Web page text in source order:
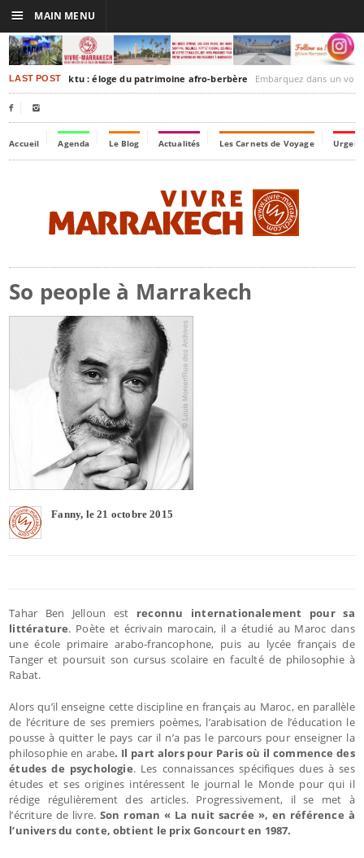
LAST POSTTimbuktu : éloge du patrimoine afro-berbère Embarquez dans un voyage culturel dans le
 
Accueil Agenda Le Blog Actualités Les Carnets de Voyage
So people à Marrakech
Fanny, le 21 octobre 2015
Tahar Ben Jelloun est reconnu internationalement pour sa
littérature. Poète et écrivain marocain, il a étudié au Maroc dans
une école primaire arabo-francophone, puis au lycée français de
Tanger et poursuit son cursus scolaire en faculté de philosophie à
Rabat.
Alors qu’il enseigne cette discipline en français au Maroc, en parallèle
de l’écriture de ses premiers poèmes, l’arabisation de l’éducation le
pousse à quitter le pays car il n’a pas le parcours pour enseigner la
philosophie en arabe. Il part alors pour Paris où il commence des
études de psychologie. Les connaissances spécifiques dues à ses
études et ses origines intéressent le journal le Monde pour qui il
rédige régulièrement des articles. Progressivement, il se met à
l’écriture de livre.Son roman « La nuit sacrée », en référence à
l’univers du conte, obtient le prix Goncourt en 1987.
☰ MAIN MENU